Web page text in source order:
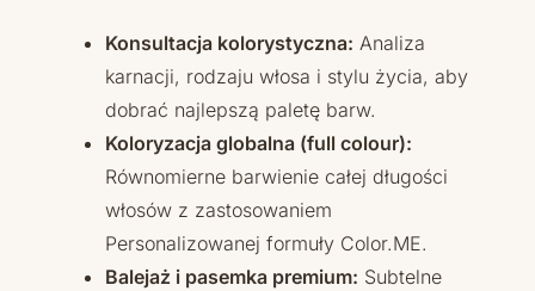
Konsultacja kolorystyczna: Analiza
karnacji, rodzaju włosa i stylu życia, aby
dobrać najlepszą paletę barw.
Koloryzacja globalna (full colour):
Równomierne barwienie całej długości
włosów z zastosowaniem
Personalizowanej formuły Color.ME.
Balejaż i pasemka premium: Subtelne